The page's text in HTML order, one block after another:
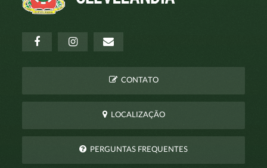
CONTATO
LOCALIZAÇÃO
PERGUNTAS FREQUENTES